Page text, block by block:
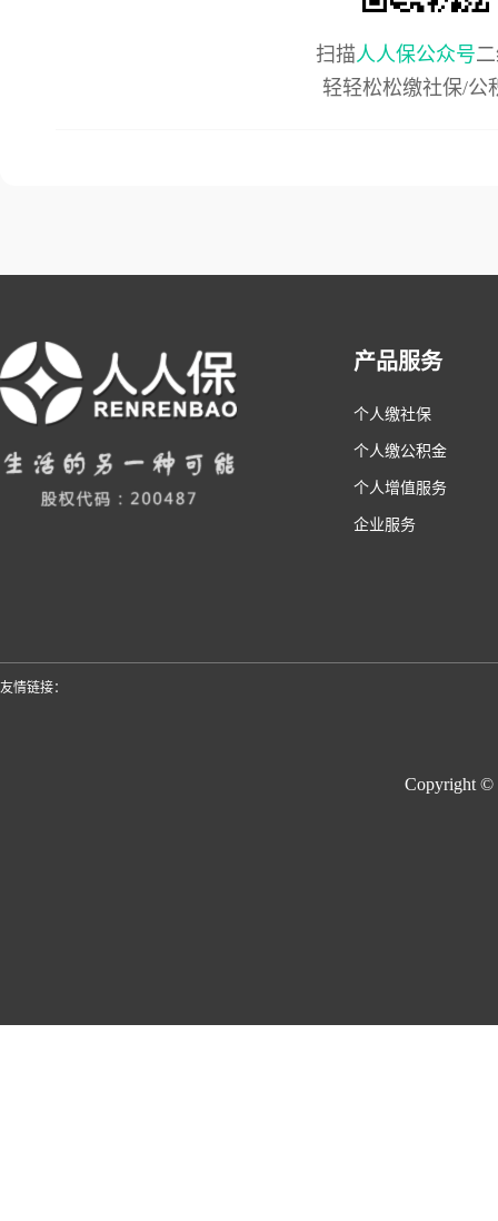
扫描人人保公众号
轻轻松松缴社保/公
产品服务
个人缴社保
个人缴公积金
个人增值服务
企业服务
友情链接：
Copyright ©